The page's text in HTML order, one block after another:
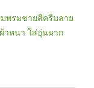
พรมชายสีครีมลาย
าหนา ใส่อุ่นมาก